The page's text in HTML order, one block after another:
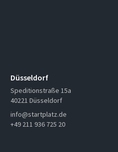
Düsseldorf
Speditionstraße 15a
40221 Düsseldorf
info@startplatz.de
+49 211 936 725 20